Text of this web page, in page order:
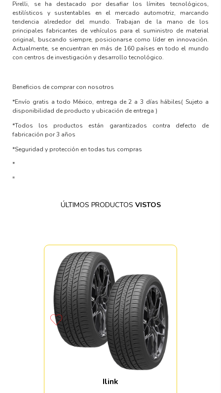
Pirelli, se ha destacado por desafiar los límites tecnológicos,
estilísticos y sustentables en el mercado automotriz, marcando
tendencia alrededor del mundo. Trabajan de la mano de los
principales fabricantes de vehículos para el suministro de material
original, buscando siempre, posicionarse como líder en innovación.
Actualmente, se encuentran en más de 160 países en todo el mundo
con centros de investigación y desarrollo tecnológico.
Beneficios de comprar con nosotros
*Envío gratis a todo México, entrega de 2 a 3 días hábiles( Sujeto a
disponibilidad de producto y ubicación de entrega )
*Todos los productos están garantizados contra defecto de
fabricación por 3 años
*Seguridad y protección en todas tus compras
*
"
ÚLTIMOS PRODUCTOS VISTOS
Ilink